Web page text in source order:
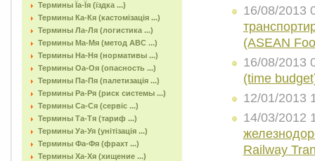
Термины Їа-Їя (їздка ...)
Термины Ка-Кя (кастомізація ...)
Термины Ла-Ля (логистика ...)
Термины Ма-Мя (метод АВС ...)
Термины На-Ня (нормативы ...)
Термины Оа-Оя (опасность ...)
Термины Па-Пя (палетизація ...)
Термины Ра-Ря (риск системы ...)
Термины Са-Ся (сервіс ...)
Термины Та-Тя (тариф ...)
Термины Уа-Уя (унітізація ...)
Термины Фа-Фя (фрахт ...)
Термины Ха-Хя (хищение ...)
16/08/2013
(ASEAN
16/08/2013
(time
12/01/2013
14/03/2012
Railway